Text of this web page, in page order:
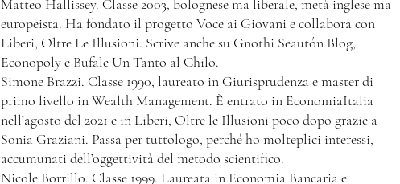
Matteo Hallissey. Classe 2003, bolognese ma liberale, metà inglese ma
europeista. Ha fondato il progetto Voce ai Giovani e collabora con
Liberi, Oltre Le Illusioni. Scrive anche su Gnothi Seautón Blog,
Econopoly e Bufale Un Tanto al Chilo.
Simone Brazzi. Classe 1990, laureato in Giurisprudenza e master di
primo livello in Wealth Management. È entrato in EconomiaItalia
nell’agosto del 2021 e in Liberi, Oltre le Illusioni poco dopo grazie a
Sonia Graziani. Passa per tuttologo, perché ho molteplici interessi,
accumunati dell’oggettività del metodo scientifico.
Nicole Borrillo. Classe 1999. Laureata in Economia Bancaria e